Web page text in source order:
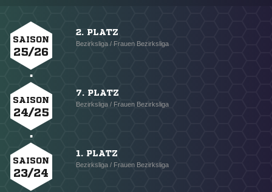
SAISON
25/26
2. PLATZ
Bezirksliga / Frauen Bezirksliga
SAISON
24/25
7. PLATZ
Bezirksliga / Frauen Bezirksliga
SAISON
23/24
1. PLATZ
Bezirksliga / Frauen Bezirksliga